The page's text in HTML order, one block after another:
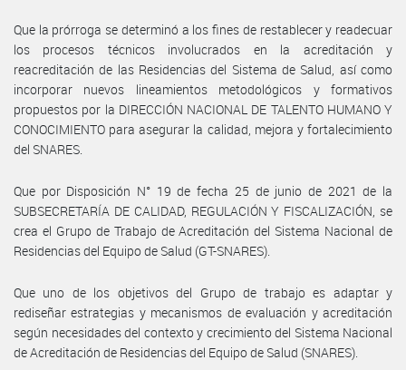
Que la prórroga se determinó a los fines de restablecer y readecuar
los procesos técnicos involucrados en la acreditación y
reacreditación de las Residencias del Sistema de Salud, así como
incorporar nuevos lineamientos metodológicos y formativos
propuestos por la DIRECCIÓN NACIONAL DE TALENTO HUMANO Y
CONOCIMIENTO para asegurar la calidad, mejora y fortalecimiento
del SNARES.
Que por Disposición N° 19 de fecha 25 de junio de 2021 de la
SUBSECRETARÍA DE CALIDAD, REGULACIÓN Y FISCALIZACIÓN, se
crea el Grupo de Trabajo de Acreditación del Sistema Nacional de
Residencias del Equipo de Salud (GT-SNARES).
Que uno de los objetivos del Grupo de trabajo es adaptar y
rediseñar estrategias y mecanismos de evaluación y acreditación
según necesidades del contexto y crecimiento del Sistema Nacional
de Acreditación de Residencias del Equipo de Salud (SNARES).